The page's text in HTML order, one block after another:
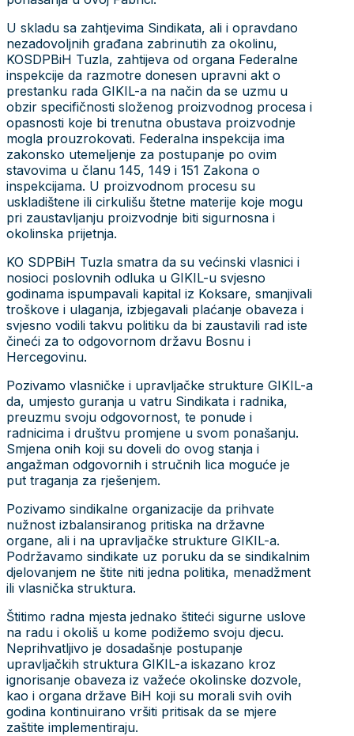
U skladu sa zahtjevima Sindikata, ali i opravdano
nezadovoljnih građana zabrinutih za okolinu,
KOSDPBiH Tuzla, zahtijeva od organa Federalne
inspekcije da razmotre donesen upravni akt o
prestanku rada GIKIL-a na način da se uzmu u
obzir specifičnosti složenog proizvodnog procesa i
opasnosti koje bi trenutna obustava proizvodnje
mogla prouzrokovati. Federalna inspekcija ima
zakonsko utemeljenje za postupanje po ovim
stavovima u članu 145, 149 i 151 Zakona o
inspekcijama. U proizvodnom procesu su
uskladištene ili cirkulišu štetne materije koje mogu
pri zaustavljanju proizvodnje biti sigurnosna i
okolinska prijetnja.
KO SDPBiH Tuzla smatra da su većinski vlasnici i
nosioci poslovnih odluka u GIKIL-u svjesno
godinama ispumpavali kapital iz Koksare, smanjivali
troškove i ulaganja, izbjegavali plaćanje obaveza i
svjesno vodili takvu politiku da bi zaustavili rad iste
čineći za to odgovornom državu Bosnu i
Hercegovinu.
Pozivamo vlasničke i upravljačke strukture GIKIL-a
da, umjesto guranja u vatru Sindikata i radnika,
preuzmu svoju odgovornost, te ponude i
radnicima i društvu promjene u svom ponašanju.
Smjena onih koji su doveli do ovog stanja i
angažman odgovornih i stručnih lica moguće je
put traganja za rješenjem.
Pozivamo sindikalne organizacije da prihvate
nužnost izbalansiranog pritiska na državne
organe, ali i na upravljačke strukture GIKIL-a.
Podržavamo sindikate uz poruku da se sindikalnim
djelovanjem ne štite niti jedna politika, menadžment
ili vlasnička struktura.
Štitimo radna mjesta jednako štiteći sigurne uslove
na radu i okoliš u kome podižemo svoju djecu.
Neprihvatljivo je dosadašnje postupanje
upravljačkih struktura GIKIL-a iskazano kroz
ignorisanje obaveza iz važeće okolinske dozvole,
kao i organa države BiH koji su morali svih ovih
godina kontinuirano vršiti pritisak da se mjere
zaštite implementiraju.